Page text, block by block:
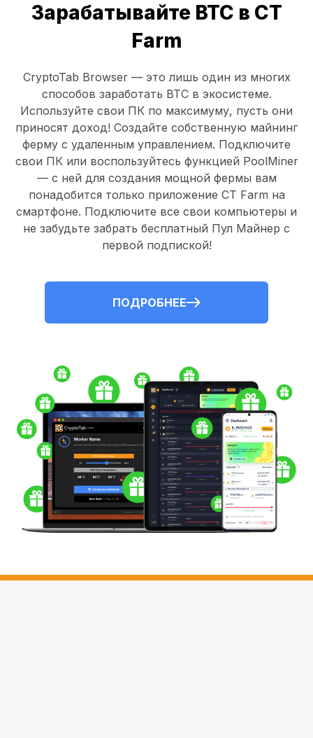
Зарабатывайте BTC в CT
Farm
CryptoTab Browser— это лишь один из многих
способов заработать BTC в экосистеме.
Используйте свои ПК по максимуму, пусть они
приносят доход! Создайте собственную майнинг
ферму с удаленным управлением. Подключите
свои ПКили воспользуйтесь функцией PoolMiner
— с ней для создания мощной фермы вам
понадобится только приложение CT Farm на
смартфоне. Подключите все свои компьютеры и
не забудьте забрать бесплатный Пул Майнер с
первой подпиской!
ПОДРОБНЕЕ